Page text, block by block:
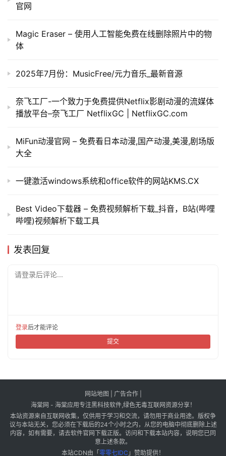
官网
Magic Eraser – 使用人工智能免费在线删除照片中的物
体
2025年7月份：MusicFree/元力音乐_最新音源
奈飞工厂-一个致力于免费提供Netflix影剧动漫的流媒体
播放平台–奈飞工厂 NetflixGC | NetflixGC.com
MiFun动漫官网 – 免费看日本动漫,国产动漫,美漫,剧场版
大全
一键激活windows系统和office软件的网站KMS.CX
Best Video下载器 – 免费视频解析下载_抖音，B站(哔哩
哔哩)视频解析下载工具
发表回复
请登录后评论...
登录后才能评论
提交
网站地图 广告合作|
海棠网 - 海棠应用专注黑科技软件,绿色无毒互联网资源分享！
本站资源来自互联网收集，仅供用于学习和交流，请勿用于商业用途。版权争
议与本站无关，您必须在下载后的24个小时之内，从您的电脑中彻底删除上述
内容，如有需要，请去软件官网下载正版。访问和下载本站内容，说明您已同
意上述条款。
本站CDN由「 零零七IDC 」赞助提供！